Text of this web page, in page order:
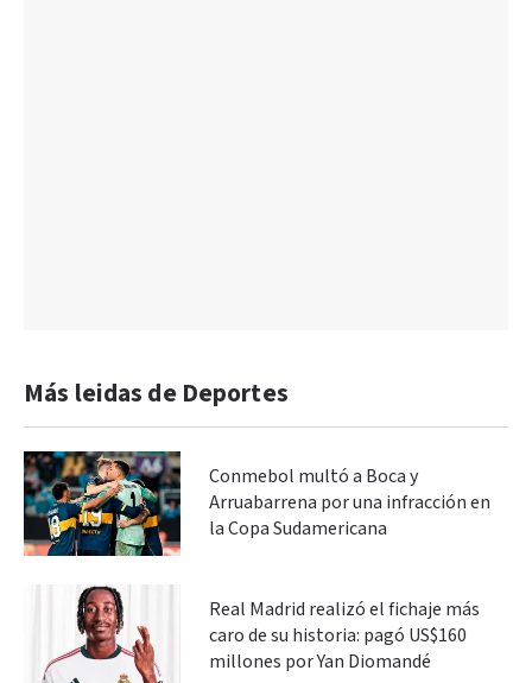
Más leidas de Deportes
Conmebol multó a Boca y
Arruabarrena por una infracción en
la Copa Sudamericana
Real Madrid realizó el fichaje más
caro de su historia: pagó US$160
millones por Yan Diomandé